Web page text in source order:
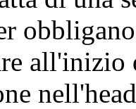
all'inizio